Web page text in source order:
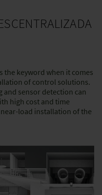
keyword when it comes
of control solutions.
sensor detection can
high cost and time
load installation of the